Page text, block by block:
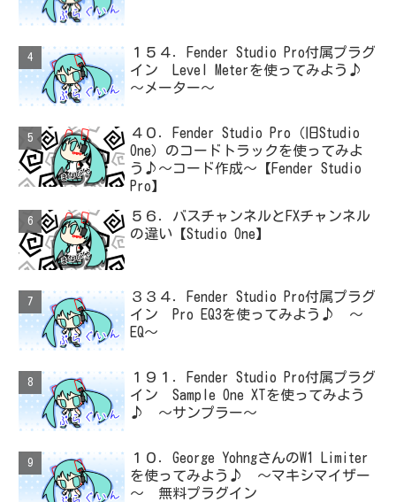
１５４．Fender Studio Pro付属プラグ
イン Level Meterを使ってみよう♪
～メーター～
４０．Fender Studio Pro（旧Studio
One）のコードトラックを使ってみよ
う♪～コード作成～【Fender Studio
Pro】
５６．バスチャンネルとFXチャンネル
の違い【Studio One】
３３４．Fender Studio Pro付属プラグ
イン Pro EQ3を使ってみよう♪ ～
EQ～
１９１．Fender Studio Pro付属プラグ
イン Sample One XTを使ってみよう
♪ ～サンプラー～
１０．George YohngさんのW1 Limiter
を使ってみよう♪ ～マキシマイザー
～ 無料プラグイン